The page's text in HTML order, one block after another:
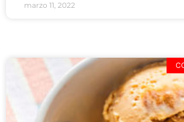
marzo 11, 2022